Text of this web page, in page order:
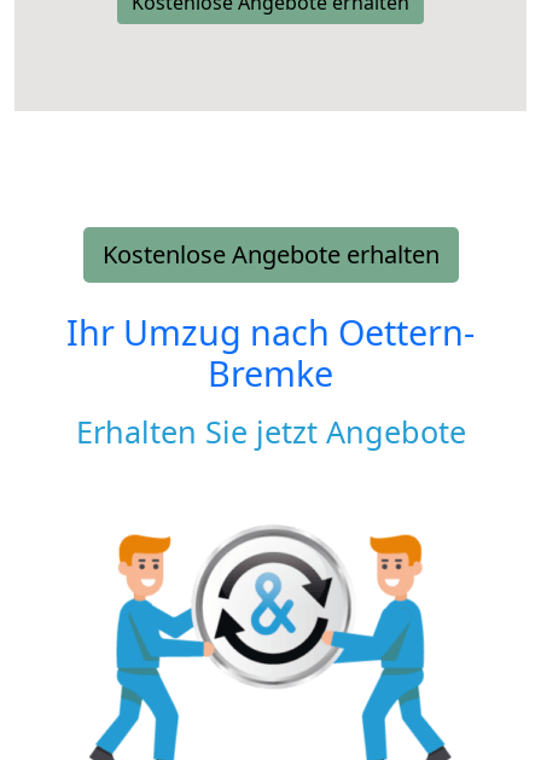
Kostenlose Angebote erhalten
Ihr Umzug nach Oettern-
Bremke
Erhalten Sie jetzt Angebote